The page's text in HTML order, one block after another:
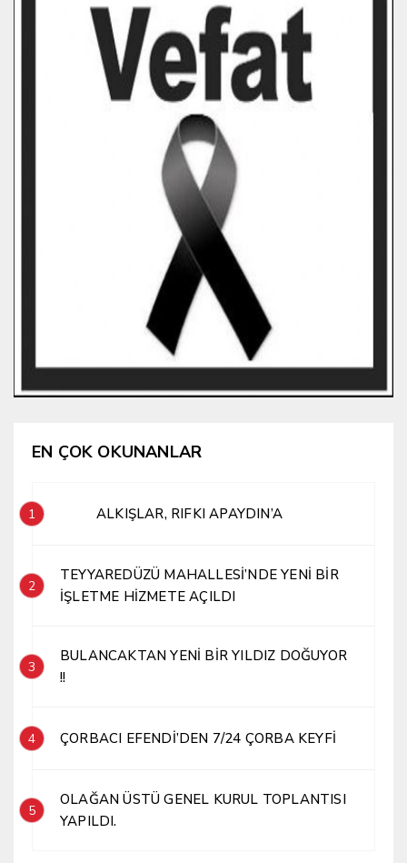
EN ÇOK OKUNANLAR
1 ALKIŞLAR, RIFKI APAYDIN’A
2
TEYYAREDÜZÜ MAHALLESİ’NDE YENİ BİR
İŞLETME HİZMETE AÇILDI
3
BULANCAKTAN YENİ BİR YILDIZ DOĞUYOR
!!
4 ÇORBACI EFENDİ’DEN 7/24 ÇORBA KEYFİ
5
OLAĞAN ÜSTÜ GENEL KURUL TOPLANTISI
YAPILDI.